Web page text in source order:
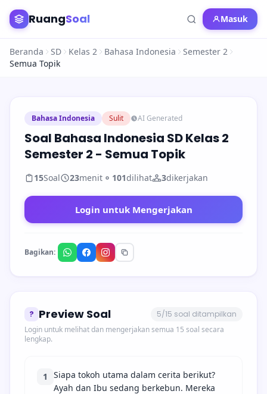
RuangSoal Masuk
Beranda SD Kelas 2 Bahasa Indonesia
Semester 2
Semua Topik
Bahasa Indonesia Sulit AI Generated
Soal Bahasa Indonesia SD Kelas 2
Semester 2 - Semua Topik
15Soal 23menit 101dilihat 3dikerjakan
Login untuk Mengerjakan
Bagikan:
? Preview Soal
5/15 soal ditampilkan
Login untuk melihat dan mengerjakan semua 15 soal secara
lengkap.
1
Siapa tokoh utama dalam cerita berikut?
Ayah dan Ibu sedang berkebun. Mereka